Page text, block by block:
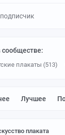
подписчик
сообществе:
плакаты (513)
(39) Дети (38)
(28)
Лучшее
плаката